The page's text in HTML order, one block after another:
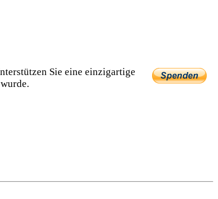
Sie eine einzig­artige